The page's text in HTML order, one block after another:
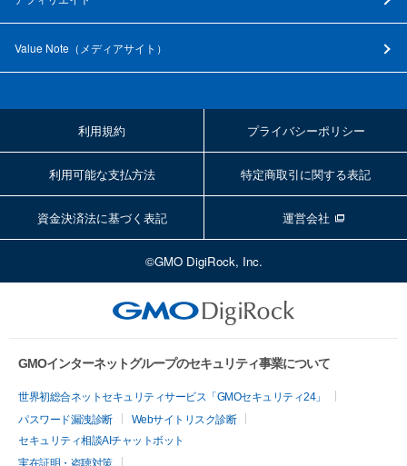
Value Note（ メディアサイト ）
利用規約 プライバシーポリシー
利用可能な支払方法 特定商取引に関する表記
資金決済法に基づく表記 運営会社
©GMO DigiRock, Inc.
GMOインターネットグループのセキュリティ事業について
世界初総合ネットセキュリティサービス「GMOセキュリティ24」
パスワード漏洩診断
Webサイトリスク診断
セキュリティ相談AIチャットボット
実在証明・盗聴対策